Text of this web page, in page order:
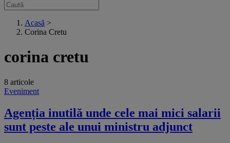
Acasă >
Corina Cretu
corina cretu
8 articole
Eveniment
Agenția inutilă unde cele mai mici salarii
sunt peste ale unui ministru adjunct